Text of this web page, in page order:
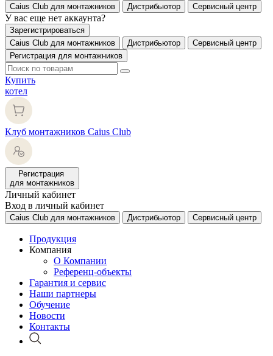
Caius Club для монтажников Дистрибьютор Сервисный центр
У вас еще нет аккаунта?
Зарегистрироваться
Caius Club для монтажников
Дистрибьютор
Сервисный центр
Регистрация для монтажников
Купить
котел
Клуб монтажников Caius Club
Регистрация
для монтажников
Личный кабинет
Вход в личный кабинет
Caius Club для монтажников Дистрибьютор Сервисный центр
Продукция
Компания
О Компании
Референц-объекты
Гарантия и сервис
Наши партнеры
Обучение
Новости
Контакты